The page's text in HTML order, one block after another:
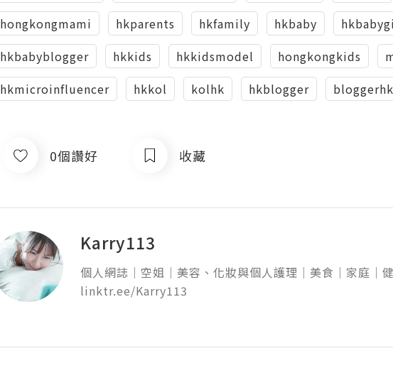
hongkongmami
hkparents hkfamily hkbaby
hkbabyblogger
hkkids hkkidsmodel hongkongkids
hkmicroinfluencer
hkkol kolhk hkblogger bloggerhk
0個讚好 收藏
Karry113
個人網誌｜空姐｜美容、化妝與個人護理｜美食｜家庭｜
linktr.ee/Karry113